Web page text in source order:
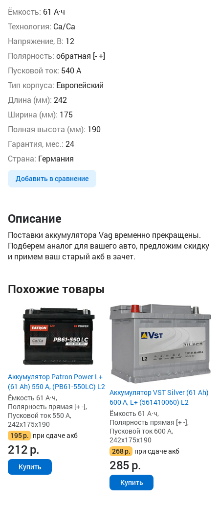
Ёмкость: 61 А·ч
Технология: Ca/Ca
Напряжение, В: 12
Полярность: обратная [- +]
Пусковой ток: 540 А
Тип корпуса: Европейский
Длина (мм): 242
Ширина (мм): 175
Полная высота (мм): 190
Гарантия, мес.: 24
Страна: Германия
Добавить в сравнение
Описание
Поставки аккумулятора Vag временно прекращены.
Подберем аналог для вашего авто, предложим скидку
и примем ваш старый акб в зачет.
Похожие товары
Аккумулятор Patron Power L+
(61 Ah) 550 А, (PB61-550LC) L2
Ёмкость 61 А·ч,
Полярность прямая [+ -],
Пусковой ток 550 А,
242x175x190
195р. при сдаче акб
212р.
Купить
Аккумулятор VST Silver (61 Ah)
600 А, L+ (561410060) L2
Ёмкость 61 А·ч,
Полярность прямая [+ -],
Пусковой ток 600 А,
242x175x190
268р. при сдаче акб
285р.
Купить